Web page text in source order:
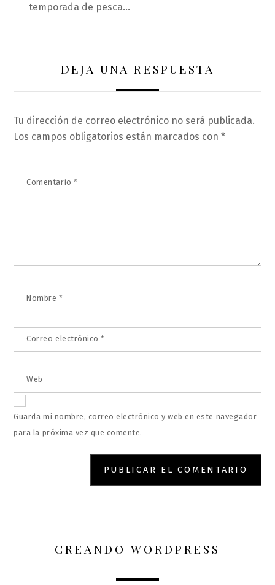
temporada de pesca…
DEJA UNA RESPUESTA
Tu dirección de correo electrónico no será publicada.
Los campos obligatorios están marcados con*
Comentario*
Nombre *
Correo electrónico*
Web
Guarda mi nombre, correo electrónico y web en este navegador
para la próxima vez que comente.
CREANDO WORDPRESS